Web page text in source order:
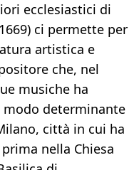
ecclesiastici di
ci permette per
artistica e
che, nel
musiche ha
determinante
città in cui ha
nella Chiesa